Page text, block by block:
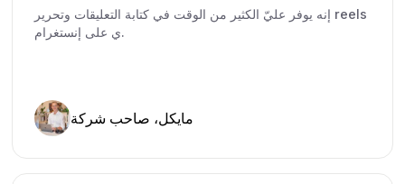
إنه يوفر عليّ الكثير من الوقت في كتابة التعليقات وتحرير reels
ي على إنستغرام.
مايكل، صاحب شركة